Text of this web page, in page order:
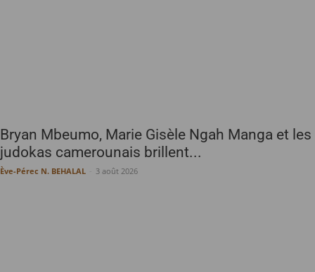
Bryan Mbeumo, Marie Gisèle Ngah Manga et les
judokas camerounais brillent...
Ève-Pérec N. BEHALAL 3 août 2026